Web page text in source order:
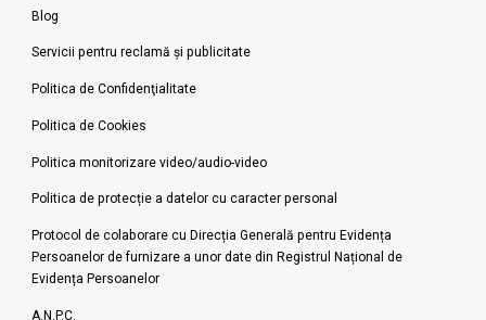
Blog
Servicii pentru reclamă și publicitate
Politica de Confidenţialitate
Politica de Cookies
Politica monitorizare video/audio-video
Politica de protecție a datelor cu caracter personal
Protocol de colaborare cu Direcția Generală pentru Evidența
Persoanelor de furnizare a unor date din Registrul Național de
Evidența Persoanelor
A.N.P.C.